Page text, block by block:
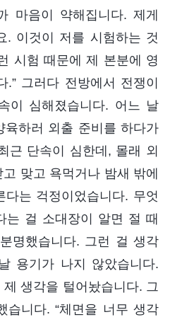
마음이 약해집니다. 제게
. 이것이 저를 시험하는 것
시험 때문에 제 본분에 영
.” 그러다 전방에서 전쟁이
이 심해졌습니다. 어느 날
육하러 외출 준비를 하다가
근 단속이 심한데, 몰래 외
맞고 욕먹거나 밤새 밖에
는 걱정이었습니다. 무엇
는 걸 소대장이 알면 절 때
명했습니다. 그런 걸 생각
용기가 나지 않았습니다.
생각을 털어놨습니다. 그
습니다. “체면을 너무 생각